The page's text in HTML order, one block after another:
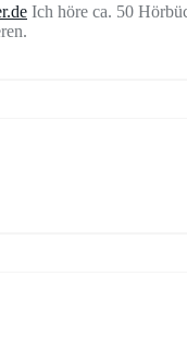
Ich höre ca. 50